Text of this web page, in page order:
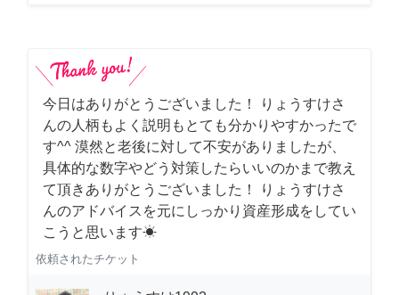
今日はありがとうございました！ りょうすけさ
んの人柄もよく説明もとても分かりやすかったで
す^^ 漠然と老後に対して不安がありましたが、
具体的な数字やどう対策したらいいのかまで教え
て頂きありがとうございました！ りょうすけさ
んのアドバイスを元にしっかり資産形成をしてい
こうと思います☀︎
依頼されたチケット